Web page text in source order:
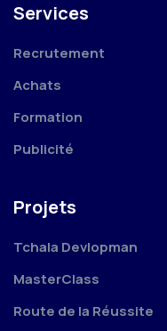
Services
Recrutement
Achats
Formation
Publicité
Projets
Tchala Devlopman
MasterClass
Route de la Réussite